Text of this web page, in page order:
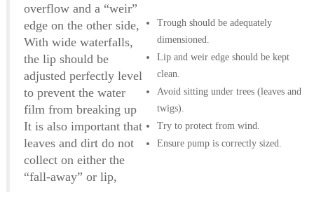
overflow and a “weir”
edge on the other side,
With wide waterfalls,
the lip should be
adjusted perfectly level
to prevent the water
film from breaking up
It is also important that
leaves and dirt do not
collect on either the
“fall-away” or lip,
Trough should be adequately
dimensioned.
Lip and weir edge should be kept
clean.
Avoid sitting under trees (leaves and
twigs).
Try to protect from wind.
Ensure pump is correctly sized.